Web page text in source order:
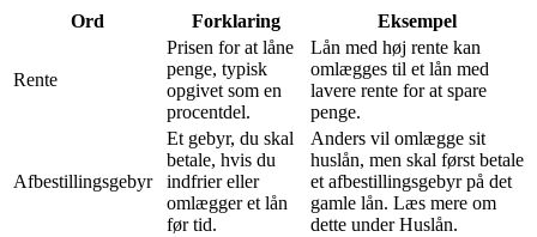
Ord Forklaring Eksempel
Rente
Prisen for at låne
penge, typisk
opgivet som en
procentdel.
Lån med høj rente kan
omlægges til et lån med
lavere rente for at spare
penge.
Afbestillingsgebyr
Et gebyr, du skal
betale, hvis du
indfrier eller
omlægger et lån
før tid.
Anders vil omlægge sit
huslån, men skal først betale
et afbestillingsgebyr på det
gamle lån. Læs mere om
dette under Huslån.